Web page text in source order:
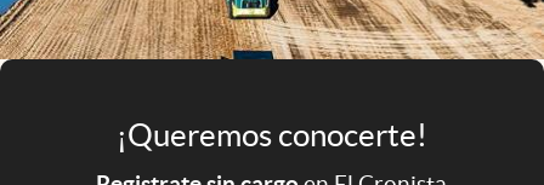
¡Queremos conocerte!